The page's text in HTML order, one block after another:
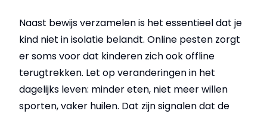
Naast bewijs verzamelen is het essentieel dat je
kind niet in isolatie belandt. Online pesten zorgt
er soms voor dat kinderen zich ook offline
terugtrekken. Let op veranderingen in het
dagelijks leven: minder eten, niet meer willen
sporten, vaker huilen. Dat zijn signalen dat de